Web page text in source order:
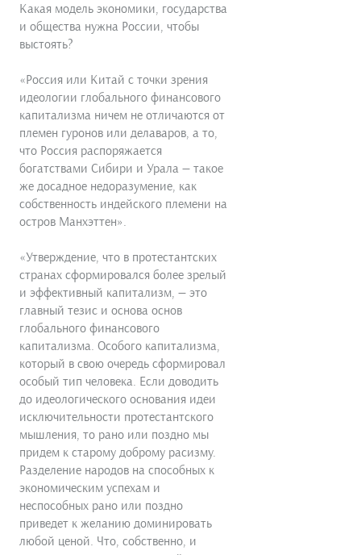
Какая модель экономики, государства
и общества нужна России, чтобы
выстоять?
«Россия или Китай с точки зрения
идеологии глобального финансового
капи­тализма ничем не отличаются от
племен гуронов или делаваров, а то,
что Россия распоряжается
богатствами Сибири и Урала — такое
же досадное недоразумение, как
собственность индейского племени на
остров Манхэттен».
«Утверждение, что в протестантских
странах сформировался более зрелый
и эффек­тивный капитализм, — это
главный тезис и основа основ
глобального финансового
капитализма. Особого капитализма,
который в свою очередь сформировал
особый тип человека. Если доводить
до идеологического основания идеи
исключительности протестантского
мыш­ления, то рано или поздно мы
придем к старому доброму расизму.
Разделение народов на спо­собных к
экономическим успехам и
неспособных рано или поздно
приведет к желанию доминиро­вать
любой ценой. Что, собственно, и